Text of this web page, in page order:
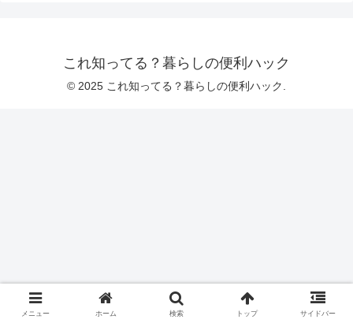
これ知ってる？暮らしの便利ハック
© 2025 これ知ってる？暮らしの便利ハック.
メニュー ホーム 検索 トップ サイドバー